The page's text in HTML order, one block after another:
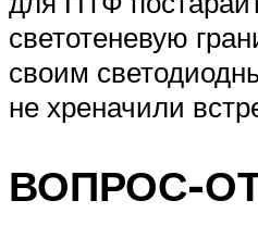
светотеневую
своим
не хреначили
ВОПРОС-